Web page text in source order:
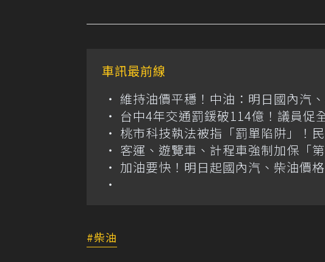
車訊最前線
維持油價平穩！中油：明日國內汽
台中4年交通罰鍰破114億！議員促
桃市科技執法被指「罰單陷阱」！
客運、遊覽車、計程車強制加保「
加油要快！明日起國內汽、柴油價
柴油